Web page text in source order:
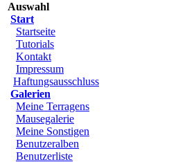
Auswahl
Start
Startseite
Tutorials
Kontakt
Impressum
Haftungsausschluss
Galerien
Meine Terragens
Mausegalerie
Meine Sonstigen
Benutzeralben
Benutzerliste